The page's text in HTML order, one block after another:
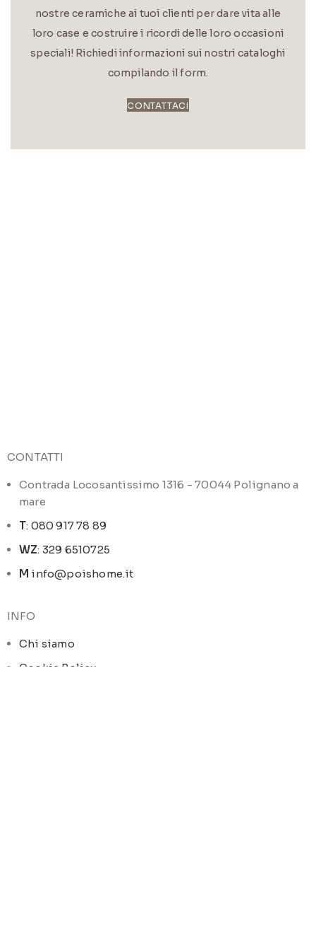
nostre ceramiche ai tuoi clienti per dare vita alle
loro case e costruire i ricordi delle loro occasioni
speciali! Richiedi informazioni sui nostri cataloghi
compilando il form.
CONTATTACI
CONTATTI
Contrada Locosantissimo 1316 - 70044 Polignano a
mare
T: 080 917 78 89
WZ: 329 6510725
M info@poishome.it
INFO
Chi siamo
Cookie Policy